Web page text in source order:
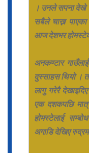
। उनले सपना देखे
सबैले चाख्न
आज देशभर
अनकण्टार
दुस्साहस थियो ।
लागु गरेरै
एक दशकपछि
होमस्टेलाई
अगाडि देखिए